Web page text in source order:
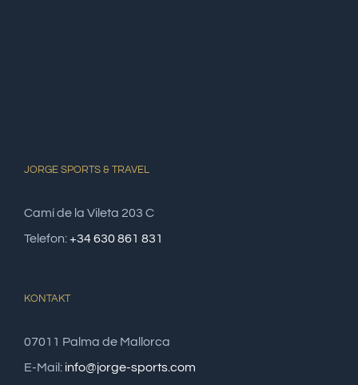
JORGE SPORTS & TRAVEL
Camí de la Vileta 203 C
Telefon:+34 630 861 831
KONTAKT
07011 Palma de Mallorca
E-Mail: info@jorge-sports.com